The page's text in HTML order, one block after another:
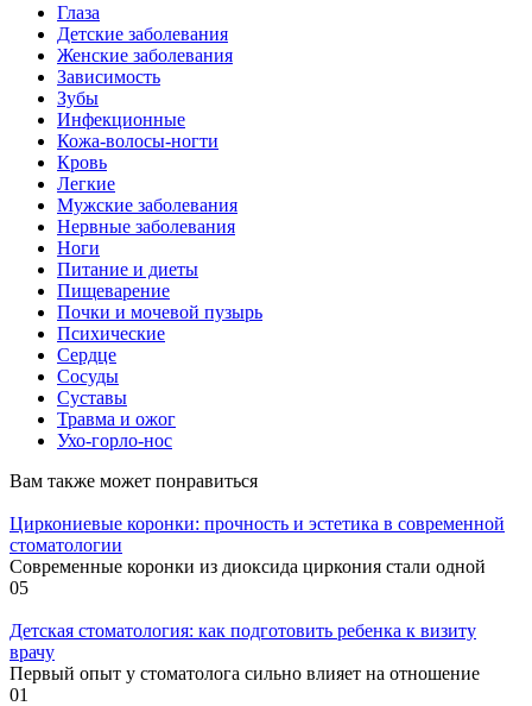
Глаза
Детские заболевания
Женские заболевания
Зависимость
Зубы
Инфекционные
Кожа-волосы-ногти
Кровь
Легкие
Мужские заболевания
Нервные заболевания
Ноги
Питание и диеты
Пищеварение
Почки и мочевой пузырь
Психические
Сердце
Сосуды
Суставы
Травма и ожог
Ухо-горло-нос
Вам также может понравиться
Циркониевые коронки: прочность и эстетика в современной
стоматологии
Современные коронки из диоксида циркония стали одной
05
Детская стоматология: как подготовить ребенка к визиту
врачу
Первый опыт у стоматолога сильно влияет на отношение
01